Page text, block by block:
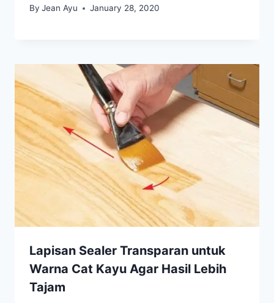
By Jean Ayu January 28, 2020
Lapisan Sealer Transparan untuk
Warna Cat Kayu Agar Hasil Lebih
Tajam